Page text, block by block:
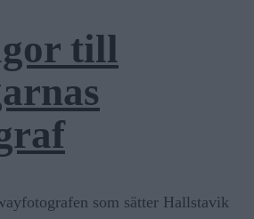
till
som sätter Hallstavik